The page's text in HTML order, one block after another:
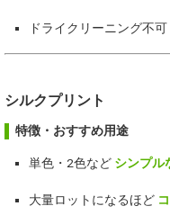
ドライクリーニング不可
シルクプリント
特徴・おすすめ用途
単色・2色など シンプル
大量ロットになるほど